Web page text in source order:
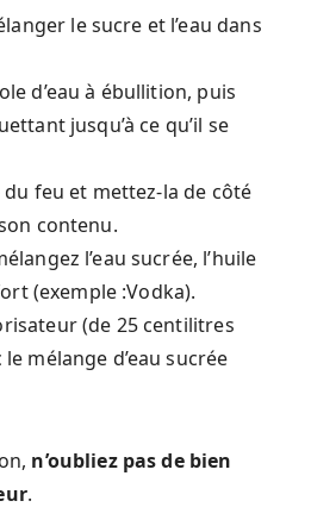
le sucre et l’eau dans
d’eau à ébullition, puis
jusqu’à ce qu’il se
du feu et mettez-la de côté
contenu.
l’eau sucrée, l’huile
(exemple :Vodka).
(de 25 centilitres
mélange d’eau sucrée
n’oubliez pas de bien
.